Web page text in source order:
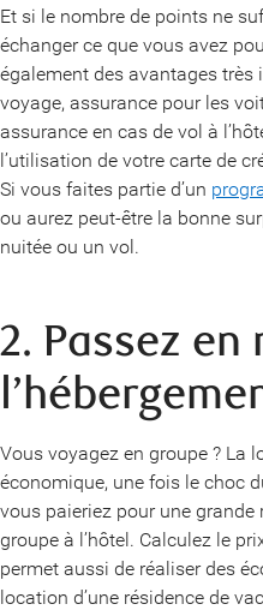
Et si le nombre de points ne
échanger ce que vous avez
également des avantages très
voyage, assurance pour les
assurance en cas de vol à
l’utilisation de votre carte de
Si vous faites partie d’un
ou aurez peut-être la bonne
nuitée ou un vol.
2. Passez
Vous voyagez en groupe ? La
économique, une fois le choc
vous paieriez pour une
groupe à l’hôtel. Calculez le
permet aussi de réaliser des
location d’une résidence de